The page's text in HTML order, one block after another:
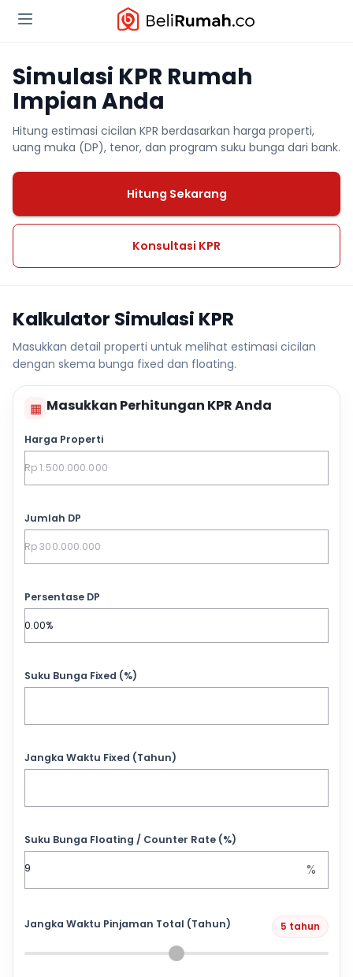
Simulasi KPR Rumah
Impian Anda
Hitung estimasi cicilan KPR berdasarkan harga properti,
uang muka (DP), tenor, dan program suku bunga dari bank.
Hitung Sekarang
Konsultasi KPR
Kalkulator Simulasi KPR
Masukkan detail properti untuk melihat estimasi cicilan
dengan skema bunga fixed dan floating.
▦ Masukkan Perhitungan KPR Anda
Harga Properti
Jumlah DP
Persentase DP
Suku Bunga Fixed (%)
Jangka Waktu Fixed (Tahun)
Suku Bunga Floating / Counter Rate (%)
%
Jangka Waktu Pinjaman Total (Tahun) 5 tahun